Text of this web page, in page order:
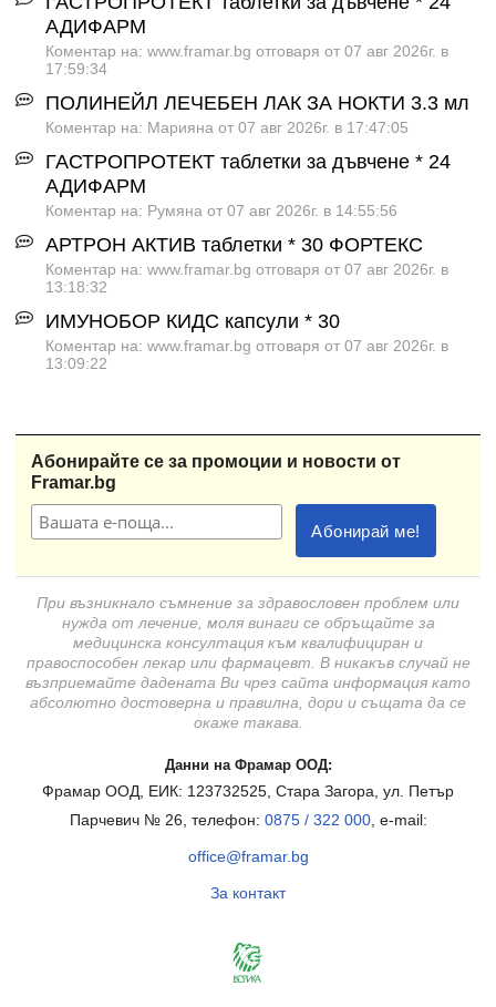
АДИФАРМ
Коментар на: www.framar.bg отговаря от 07 авг 2026г. в
17:59:34
ПОЛИНЕЙЛ ЛЕЧЕБЕН ЛАК ЗА НОКТИ 3.3 мл
Коментар на: Марияна от 07 авг 2026г. в 17:47:05
ГАСТРОПРОТЕКТ таблетки за дъвчене * 24
АДИФАРМ
Коментар на: Румяна от 07 авг 2026г. в 14:55:56
АРТРОН АКТИВ таблетки * 30 ФОРТЕКС
Коментар на: www.framar.bg отговаря от 07 авг 2026г. в
13:18:32
ИМУНОБОР КИДС капсули * 30
Коментар на: www.framar.bg отговаря от 07 авг 2026г. в
13:09:22
Абонирайте се за промоции и новости от
Framar.bg
При възникнало съмнение за здравословен проблем или
нужда от лечение, моля винаги се обръщайте за
медицинска консултация към квалифициран и
правоспособен лекар или фармацевт. В никакъв случай не
възприемайте дадената Ви чрез сайта информация като
абсолютно достоверна и правилна, дори и същата да се
окаже такава.
Данни на Фрамар ООД:
Фрамар ООД, ЕИК: 123732525, Стара Загора, ул. Петър
Парчевич № 26, телефон: 0875 / 322 000, e-mail:
office@framar.bg
За контакт